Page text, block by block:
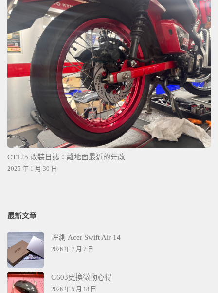
CT125 改裝日誌：離地面最近的先改
2025 年 1 月 30 日
最新文章
評測 Acer Swift Air 14
2026 年 7 月 7 日
G603更換微動心得
2026 年 5 月 18 日